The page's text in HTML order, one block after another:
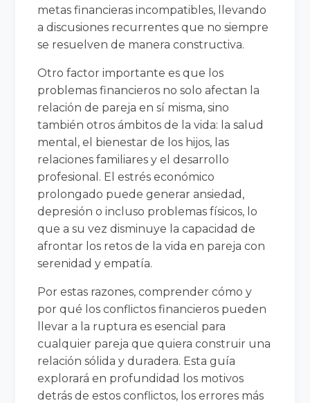
metas financieras incompatibles, llevando
a discusiones recurrentes que no siempre
se resuelven de manera constructiva.
Otro factor importante es que los
problemas financieros no solo afectan la
relación de pareja en sí misma, sino
también otros ámbitos de la vida: la salud
mental, el bienestar de los hijos, las
relaciones familiares y el desarrollo
profesional. El estrés económico
prolongado puede generar ansiedad,
depresión o incluso problemas físicos, lo
que a su vez disminuye la capacidad de
afrontar los retos de la vida en pareja con
serenidad y empatía.
Por estas razones, comprender cómo y
por qué los conflictos financieros pueden
llevar a la ruptura es esencial para
cualquier pareja que quiera construir una
relación sólida y duradera. Esta guía
explorará en profundidad los motivos
detrás de estos conflictos, los errores más